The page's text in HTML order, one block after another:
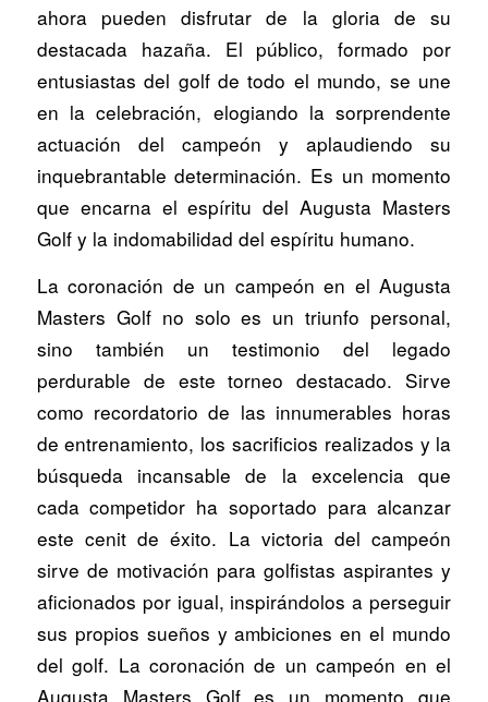
ahora pueden disfrutar de la gloria de su
destacada hazaña. El público, formado por
entusiastas del golf de todo el mundo, se une
en la celebración, elogiando la sorprendente
actuación del campeón y aplaudiendo su
inquebrantable determinación. Es un momento
que encarna el espíritu del Augusta Masters
Golf y la indomabilidad del espíritu humano.
La coronación de un campeón en el Augusta
Masters Golf no solo es un triunfo personal,
sino también un testimonio del legado
perdurable de este torneo destacado. Sirve
como recordatorio de las innumerables horas
de entrenamiento, los sacrificios realizados y la
búsqueda incansable de la excelencia que
cada competidor ha soportado para alcanzar
este cenit de éxito. La victoria del campeón
sirve de motivación para golfistas aspirantes y
aficionados por igual, inspirándolos a perseguir
sus propios sueños y ambiciones en el mundo
del golf. La coronación de un campeón en el
Augusta Masters Golf es un momento que